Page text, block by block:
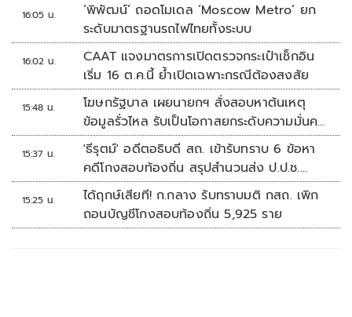
16:05 น.
‘พิพัฒน์’ ถอดโมเดล ‘Moscow Metro’ ยก
ระดับมาตรฐานรถไฟไทยทั้งระบบ
16:02 น.
CAAT แจงมาตรการเปิดตรวจกระเป๋าเช็กอิน
เริ่ม 16 ต.ค.นี้ ย้ำเปิดเฉพาะกรณีต้องสงสัย
15:48 น.
โฆษกรัฐบาล เผยนายกฯ สั่งสอบหาต้นเหตุ
ข้อมูลรั่วไหล รับเป็นโอกาสยกระดับความมั่นคง
ปลอดภัยข้อมูลภาครัฐทั้งระบบ
15:37 น.
'ธีรุตม์' อดีตอธิบดี สถ. เข้ารับทราบ 6 ข้อหา
คดีโกงสอบท้องถิ่น สรุปสำนวนส่ง ป.ป.ช.
สัปดาห์หน้า
15:25 น.
ได้ฤกษ์เสียที! ก.กลาง รับทราบมติ กสถ. เพิก
ถอนบัญชีโกงสอบท้องถิ่น 5,925 ราย